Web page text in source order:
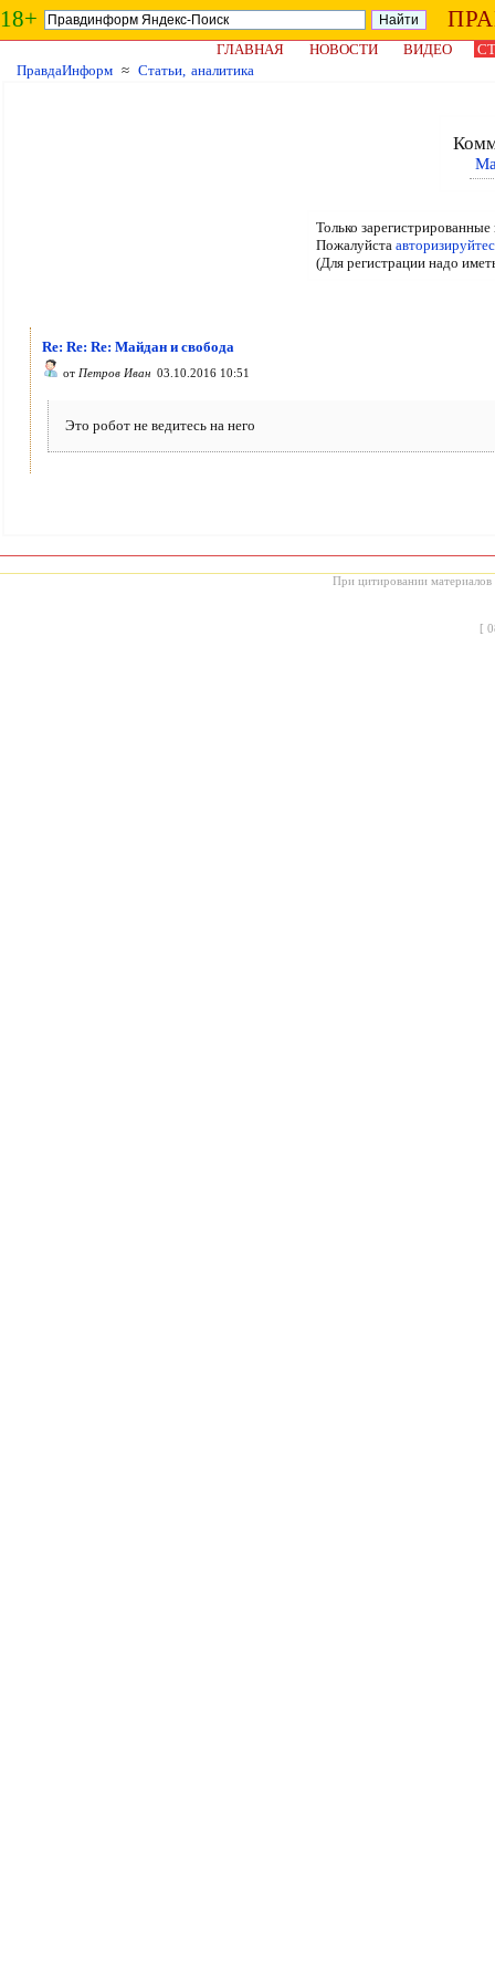
18+
ГЛАВНАЯ НОВОСТИ ВИДЕО
ПравдаИнформ ≈ Статьи, аналитика
Только
Пожалуйста
(Для регистрации надо
Re: Re: Re: Майдан и свобода
от Петров Иван 03.10.2016 10:51
Это робот не ведитесь на него
При цитировании материалов
[